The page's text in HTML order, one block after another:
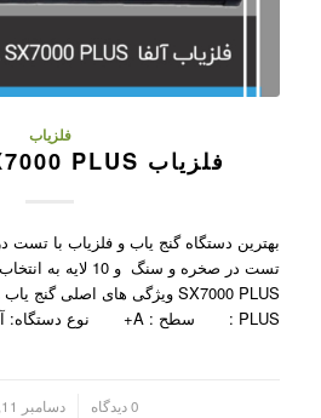
فلزیاب
فلزیاب ALPHA SX7000 PLUS
بهترین دستگاه گنج یاب و فلزیاب با تست
PLUS : سطح : A+ نوع دستگاه: آنالوگ ، دیجیتال…
0 دیدگاه دسامبر 11, 2022